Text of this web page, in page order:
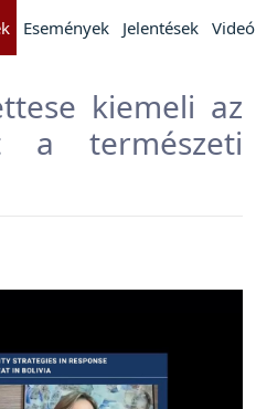
Események Jelentések Videó
kiemeli az
a természeti